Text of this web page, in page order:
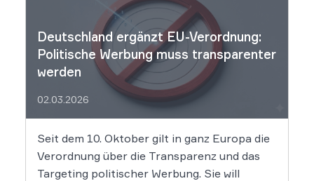
Deutschland ergänzt EU-Verordnung:
Politische Werbung muss transparenter
werden
02.03.2026
Seit dem 10. Oktober gilt in ganz Europa die
Verordnung über die Transparenz und das
Targeting politischer Werbung. Sie will